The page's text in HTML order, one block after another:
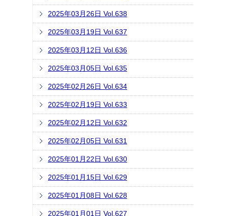
2025年03月26日 Vol.638
2025年03月19日 Vol.637
2025年03月12日 Vol.636
2025年03月05日 Vol.635
2025年02月26日 Vol.634
2025年02月19日 Vol.633
2025年02月12日 Vol.632
2025年02月05日 Vol.631
2025年01月22日 Vol.630
2025年01月15日 Vol.629
2025年01月08日 Vol.628
2025年01月01日 Vol.627